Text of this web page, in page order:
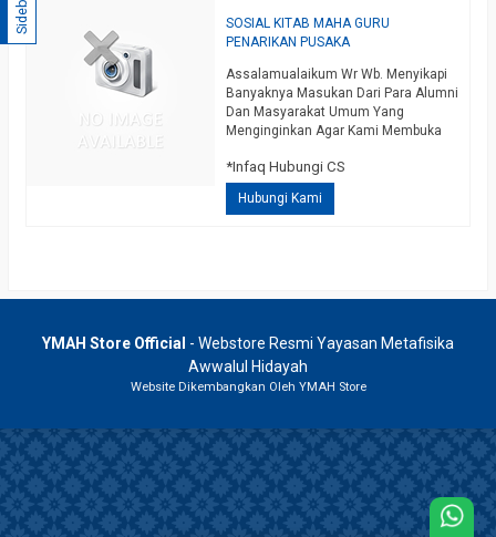
SOSIAL KITAB MAHA GURU
PENARIKAN PUSAKA
Assalamualaikum Wr Wb. Menyikapi
Banyaknya Masukan Dari Para Alumni
Dan Masyarakat Umum Yang
Menginginkan Agar Kami Membuka
Pusaka Secara Lengkap, Dengan
Mengharap Izin Dan Ridho Allah, Juga
Mengharap Izin Dan Ridho Guru Kami
selengkapnya
*Infaq Hubungi CS
Hubungi Kami
Sidebar
YMAH Store Official - Webstore Resmi Yayasan Metafisika
Awwalul Hidayah
Website Dikembangkan Oleh YMAH Store